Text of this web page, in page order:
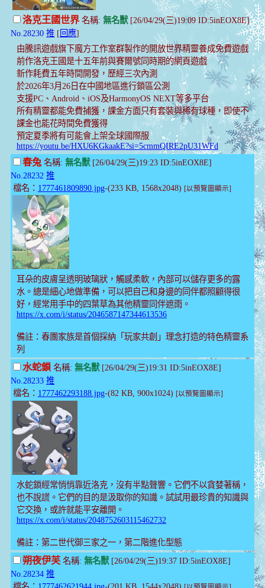
洛克王國世界名稱: 無名獸[26/04/29(三)19:09 ID:5inEOX8E]
No.28230 推 [ 回應]
由騰訊遊戲旗下魔方工作室群製作的開放世界精靈養成免費遊戲
前作洛克王國是十五年前與賽爾號同時期的網頁遊戲
新作耗費五年時間開發，歷經三次內測
於2026年3月26日在中國地區進行鎖區公測
支援PC、Android、iOS及HarmonyOS NEXT等多平台
所有精靈都能免費捕獲，課金方面只有套裝與稀有球種，即使不
課金也能花時間免費獲得
預定夏季將有可能會上架全球國際服
https://youtu.be/HXU6KGkaakE?si=5cmmQIRE2pU31WFd
春兔名稱: 無名獸[26/04/29(三)19:23 ID:5inEOX8E]
No.28232 推
檔名： 1777461809890.jpg-(233 KB, 1568x2048) [以預覽圖顯示]
耳朵的皮膚呈透明玻璃狀，觸感柔軟，內部可以儲存更多的露
水。總是細心地做準備，可以把自己和身邊的同伴都照顧得很
好，經常用手中的四葉草為其他精靈同伴遮雨。
https://x.com/i/status/2046587147344613536
備註：春團家族是首個採納「玩家共創」理念打造的特色精靈系
列
水蛇鎖 名稱: 無名獸[26/04/29(三)19:31 ID:5inEOX8E]
No.28233 推
檔名： 1777462293188.jpg-(82 KB, 900x1024) [以預覽圖顯示]
水蛇鎖經常悄悄靠近洛克，沒有半點聲響。它們不以貪婪著稱，
也不說謊。它們的目的是汲取你的知識。試試用最珍貴的知識與
它交換，或許就能平安離開。
https://x.com/i/status/2048752603115462732
備註：第二世代御三家之一，第二階進化型態
朔夜伊芙 名稱: 無名獸[26/04/29(三)19:37 ID:5inEOX8E]
No.28234 推
檔名： 1777462621944.jpg-(201 KB, 1544x2048)